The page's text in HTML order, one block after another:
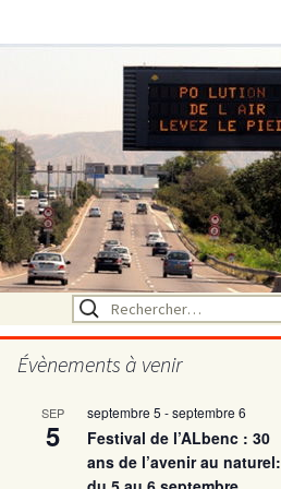
Rechercher :
Évènements à venir
SEP
5
septembre 5 -septembre 6
Festival de l’ALbenc : 30
ans de l’avenir au naturel: